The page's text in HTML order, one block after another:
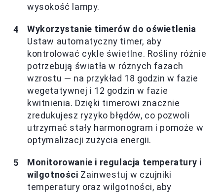
wysokość lampy.
Wykorzystanie timerów do oświetlenia
Ustaw automatyczny timer, aby
kontrolować cykle świetlne. Rośliny różnie
potrzebują światła w różnych fazach
wzrostu — na przykład 18 godzin w fazie
wegetatywnej i 12 godzin w fazie
kwitnienia. Dzięki timerowi znacznie
zredukujesz ryzyko błędów, co pozwoli
utrzymać stały harmonogram i pomoże w
optymalizacji zużycia energii.
Monitorowanie i regulacja temperatury i
wilgotności Zainwestuj w czujniki
temperatury oraz wilgotności, aby